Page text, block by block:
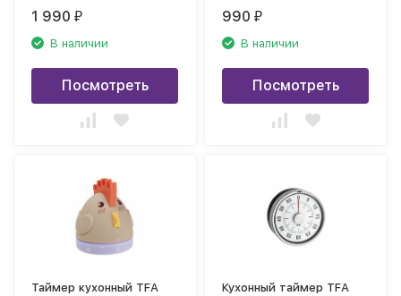
1 990₽
В наличии
Посмотреть
990₽
В наличии
Посмотреть
Таймер кухонный TFA
Кухонный таймер TFA